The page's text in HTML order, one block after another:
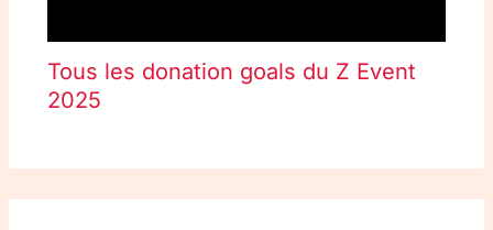
Tous les donation goals du Z Event
2025